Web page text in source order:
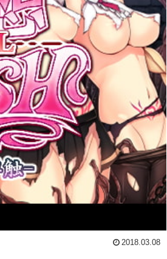
2018.03.08